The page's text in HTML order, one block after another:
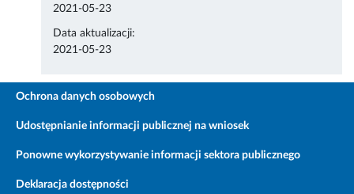
2021-05-23
Data aktualizacji:
2021-05-23
Ochrona danych osobowych
Udostępnianie informacji publicznej na wniosek
Ponowne wykorzystywanie informacji sektora publicznego
Deklaracja dostępności